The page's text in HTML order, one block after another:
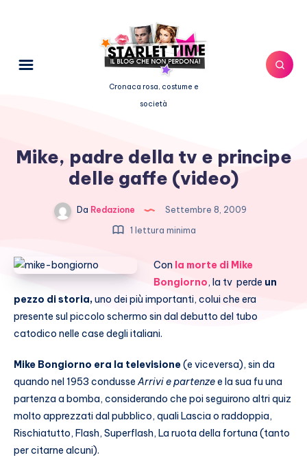
Cronaca rosa, costume e
società
Mike, padre della tv e principe
delle gaffe (video)
Da Redazione
Settembre 8, 2009
1 lettura minima
Con la morte di Mike
Bongiorno, la tv perde un
pezzo di storia,uno dei più importanti, colui che era
presente sul piccolo schermo sin dal debutto del tubo
catodico nelle case degli italiani.
Mike Bongiorno era la televisione(e viceversa), sin da
quando nel 1953 condusseArrivi e partenzee la sua fu una
partenza a bomba, considerando che poi seguirono altri quiz
molto apprezzati dal pubblico, quali Lascia o raddoppia,
Rischiatutto, Flash, Superflash, La ruota della fortuna (tanto
per citarne alcuni).